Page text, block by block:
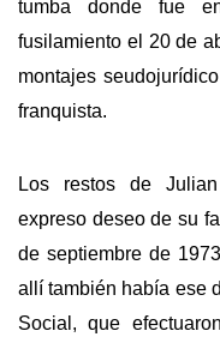
tumba donde fue
fusilamiento el 20 de
montajes
franquista.
Los restos de
expreso deseo de su
de septiembre de
allí también había ese
Social, que